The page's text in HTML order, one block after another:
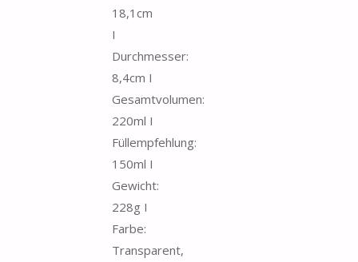
18,1cm
I
Durchmesser:
8,4cm I
Gesamtvolumen:
220ml I
Füllempfehlung:
150ml I
Gewicht:
228g I
Farbe:
Transparent,